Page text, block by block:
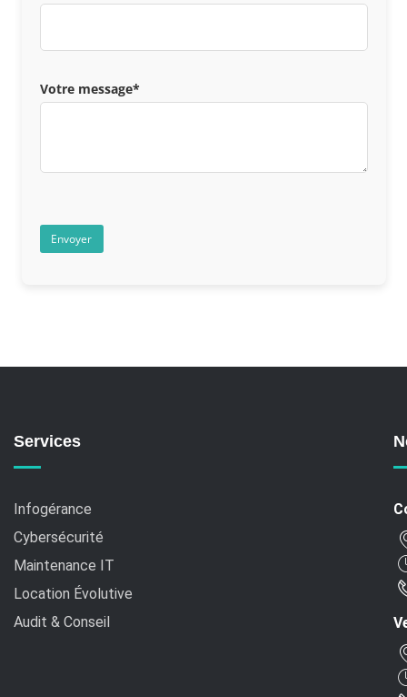
Votre message*
Services
Infogérance
Cybersécurité
Maintenance IT
Location Évolutive
Audit & Conseil